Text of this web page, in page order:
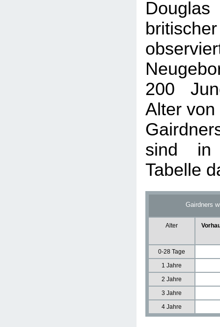
200
Alter
sind in
Tabelle
Gairdners
Alter
0-28 Tage
1 Jahre
2 Jahre
3 Jahre
4 Jahre